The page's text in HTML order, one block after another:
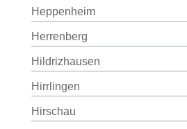
Heppenheim
Herrenberg
Hildrizhausen
Hirrlingen
Hirschau